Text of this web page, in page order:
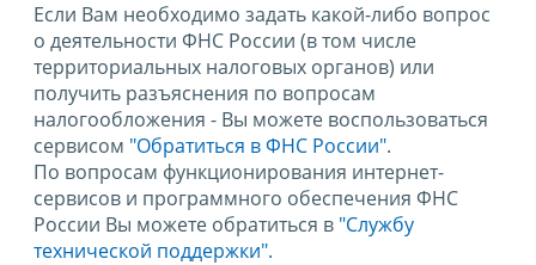
Если Вам необходимо задать какой-либо вопрос
о деятельности ФНС России (в том числе
территориальных налоговых органов) или
получить разъяснения по вопросам
налогообложения - Вы можете воспользоваться
сервисом "Обратиться в ФНС России".
По вопросам функционирования интернет-
сервисов и программного обеспечения ФНС
России Вы можете обратиться в "Службу
технической поддержки".